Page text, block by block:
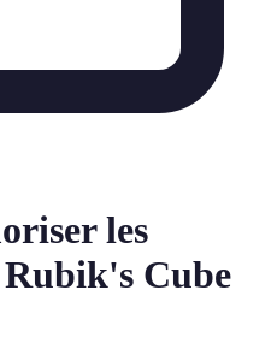
les
Cube